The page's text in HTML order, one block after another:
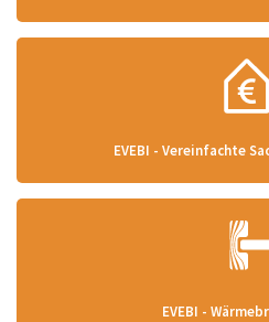
EVEBI - Vereinfachte
EVEBI -